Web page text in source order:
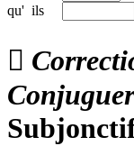
qu' ils
